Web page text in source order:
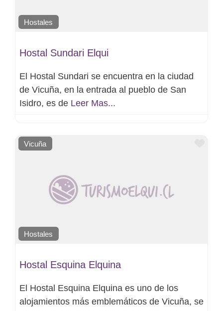
Hostales
Hostal Sundari Elqui
El Hostal Sundari se encuentra en la ciudad
de Vicuña, en la entrada al pueblo de San
Isidro, es de Leer Mas...
Vicuña
Hostales
Hostal Esquina Elquina
El Hostal Esquina Elquina es uno de los
alojamientos más emblemáticos de Vicuña, se